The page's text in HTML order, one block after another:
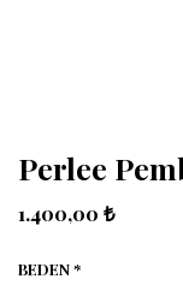
Perlee
1.400,00 ₺
BEDEN